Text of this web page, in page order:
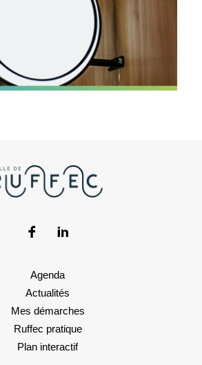
Agenda
Actualités
Mes démarches
Ruffec pratique
Plan interactif